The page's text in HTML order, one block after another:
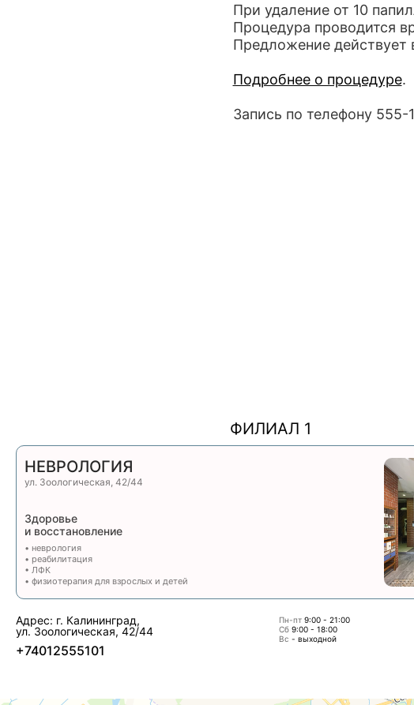
При удаление от 10
Процедура проводится
Предложение действует
Подробнее о процедуре.
Запись по телефону 555-
ФИЛИАЛ 1
НЕВРОЛОГИЯ
ул. Зоологическая, 42/44
Здоровье
и восстановление
• неврология
• реабилитация
• ЛФК
• физиотерапия для взрослых и детей
Адрес: г. Калининград,
ул. Зоологическая, 42/44
+74012555101
Пн-пт 9:00 - 21:00
Сб 9:00 - 18:00
Вс - выходной